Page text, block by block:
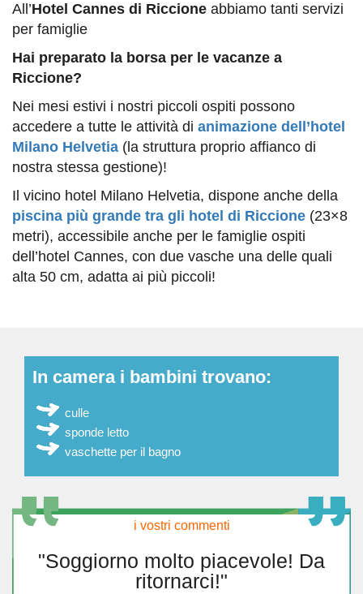
All’Hotel Cannes di Riccione abbiamo tanti servizi
per famiglie
Hai preparato la borsa per le vacanze a
Riccione?
Nei mesi estivi i nostri piccoli ospiti possono
accedere a tutte le attività di animazione dell’hotel
Milano Helvetia (la struttura proprio affianco di
nostra stessa gestione)!
Il vicino hotel Milano Helvetia, dispone anche della
piscina più grande tra gli hotel di Riccione (23×8
metri), accessibile anche per le famiglie ospiti
dell’hotel Cannes, con due vasche una delle quali
alta 50 cm, adatta ai più piccoli!
In camera i bambini trovano:
culle
sponde letto
vaschette per il bagno
i vostri commenti
"Soggiorno molto piacevole! Da
ritornarci!"